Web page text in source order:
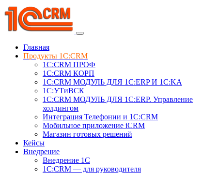
Главная
Продукты 1C:CRM
1С:CRM ПРОФ
1С:CRM КОРП
1С:CRM МОДУЛЬ ДЛЯ 1C:ERP И 1C:KA
1C:УТиВСК
1С:CRM МОДУЛЬ ДЛЯ 1C:ERP. Управление
холдингом
Интеграция Телефонии и 1C:CRM
Мобильное приложение iCRM
Магазин готовых решений
Кейсы
Внедрение
Внедрение 1C
1С:CRM — для руководителя